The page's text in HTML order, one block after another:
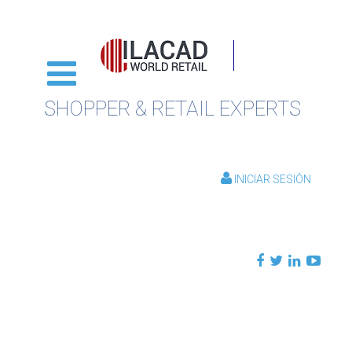
SHOPPER & RETAIL EXPERTS
INICIAR SESIÓN